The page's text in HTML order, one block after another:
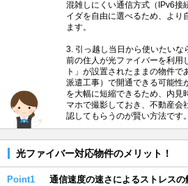
混雑しにくい通信方式（IPv6接
イダを自由に選べるため、より
ます。
3. 引っ越し当日から使いたいな
前の住人が光ファイバーを利用
ト」が設置されたままの物件
派遣工事）で開通できる可能性
を大幅に短縮できるため、内見
マホで撮影しておき、不動産会
認してもらうのが賢い方法です。
光ファイバー対応物件のメリット！
Point1 通信速度の速さによるストレスの